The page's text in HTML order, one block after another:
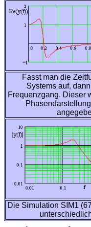
Fasst man die
Systems auf,
Frequenzgang. Dieser
Die Simulation SIM1